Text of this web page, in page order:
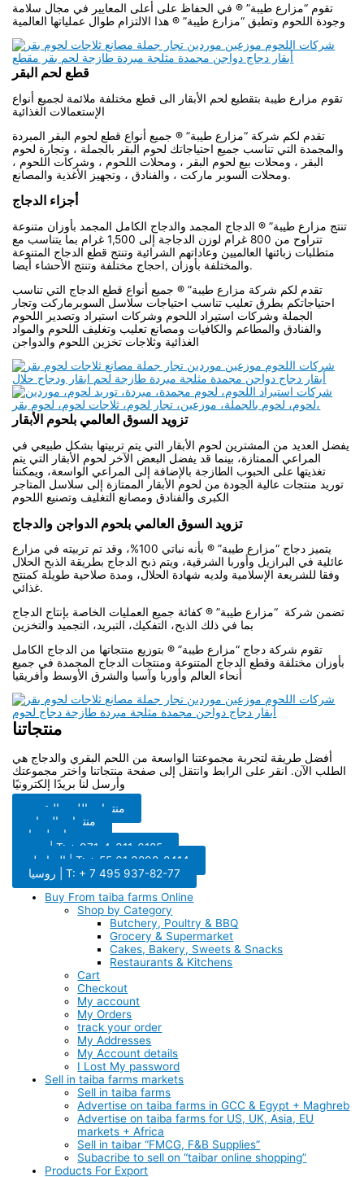
تقوم “مزارع طيبة” ® في الحفاظ على أعلى المعايير في مجال سلامة
وجودة اللحوم وتطبق “مزارع طيبة” ® هذا الالتزام طوال عملياتها العالمية
قطع لحم البقر
تقوم مزارع طيبة بتقطيع لحم الأبقار الى قطع مختلفة ملائمة لجميع أنواع
تقدم لكم شركة “مزارع طيبة” ® جميع أنواع قطع لحوم البقر المبردة
والمجمدة التي تناسب جميع احتياجاتك لحوم البقر بالجملة ، وتجارة لحوم
البقر ، ومحلات بيع لحوم البقر ، ومحلات اللحوم ، وشركات اللحوم ،
ومحلات السوبر ماركت ، والفنادق ، وتجهيز الأغذية والمصانع.
أجزاء الدجاج
تنتج مزارع طيبة” ® الدجاج المجمد والدجاج الكامل المجمد بأوزان متنوعة
تتراوح من 800 غرام لوزن الدجاجة إلى 1,500 غرام بما يتناسب مع
متطلبات زبائنها العالميين وعاداتهم الشرائية وتنتج قطع الدجاج المتنوعة
والمختلفة بأوزان ,احجاج مختلفة وتنتج الأحشاء أيضا.
تقدم لكم شركة مزارع طيبة” ® جميع أنواع قطع الدجاج التي تناسب
احتياجاتكم بطرق تعليب تناسب احتياجات سلاسل السوبرماركت وتجار
الجملة وشركات استيراد اللحوم وشركات استيراد وتصدير اللحوم
والفنادق والمطاعم والكافيات ومصانع تعليب وتغليف اللحوم والمواد
الغذائية وثلاجات تخزين اللحوم والدواجن
تزويد السوق العالمي بلحوم الأبقار
يفضل العديد من المشترين لحوم الأبقار التي يتم تربيتها بشكل طبيعي في
المراعي الممتازة، بينما قد يفضل البعض الآخر لحوم الأبقار التي يتم
تغذيتها على الحبوب الطازجة بالإضافة إلى المراعي الواسعة، ويمكننا
توريد منتجات عالية الجودة من لحوم الأبقار الممتازة إلى سلاسل المتاجر
الكبرى والفنادق ومصانع التغليف وتصنيع اللحوم
تزويد السوق العالمي بلحوم الدواجن والدجاج
يتميز دجاج “مزارع طيبة” ® بأنه نباتي 100%، وقد تم تربيته في مزارع
عائلية في البرازيل وأوربا الشرقية، ويتم ذبح الدجاج بطريقة الذبح الحلال
وفقا للشريعة الإسلامية ولديه شهادة الحلال، ومدة صلاحية طويلة كمنتج
غذائي.
تضمن شركة “مزارع طيبة” ® كفائة جميع العمليات الخاصة بإنتاج الدجاج
بما في ذلك الذبح، التفكيك، التبريد، التجميد والتخزين
تقوم شركة دجاج “مزارع طيبة” ® بتوزيع منتجاتها من الدجاج الكامل
بأوزان مختلفة وقطع الدجاج المتنوعة ومنتجات الدجاج المجمدة في جميع
أنحاء العالم وأوربا وآسيا والشرق الأوسط وأفريقيا
منتجاتنا
أفضل طريقة لتجربة مجموعتنا الواسعة من اللحم البقري والدجاج هي
الطلب الآن. انقر على الرابط وانتقل إلى صفحة منتجاتنا واختر مجموعتك
وأرسل لنا بريدًا إلكترونيًا
منتجات اللحم البقري
منتجات الدجاج
اتصل بنا
دبي | T: + 971-4-311-6185
البرازيل | T: + 55 61 3298-8414
روسيا | T: + 7 495 937-82-77
Buy From taiba farms Online
Shop by Category
Butchery, Poultry & BBQ
Grocery & Supermarket
Cakes, Bakery, Sweets & Snacks
Restaurants & Kitchens
Cart
Checkout
My account
My Orders
track your order
My Addresses
My Account details
I Lost My password
Sell in taiba farms markets
Sell in taiba farms
Advertise on taiba farms in GCC & Egypt + Maghreb
Advertise on taiba farms for US, UK, Asia, EU
markets + Africa
Sell in taibar “FMCG, F&B Supplies”
Subacribe to sell on “taibar online shopping”
Products For Export